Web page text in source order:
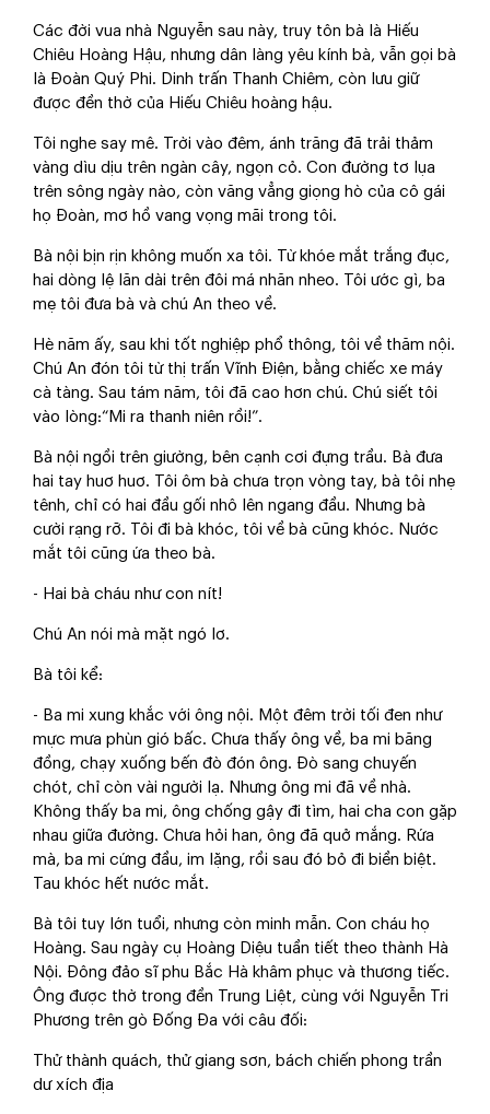
Các đời vua nhà Nguyễn sau này, truy tôn bà là Hiếu
Chiêu Hoàng Hậu, nhưng dân làng yêu kính bà, vẫn gọi bà
là Đoàn Quý Phi. Dinh trấn Thanh Chiêm, còn lưu giữ
được đền thờ của Hiếu Chiêu hoàng hậu.
Tôi nghe say mê. Trời vào đêm, ánh trăng đã trải thảm
vàng dìu dịu trên ngàn cây, ngọn cỏ. Con đường tơ lụa
trên sông ngày nào, còn văng vẳng giọng hò của cô gái
họ Đoàn, mơ hồ vang vọng mãi trong tôi.
Bà nội bịn rịn không muốn xa tôi. Từ khóe mắt trắng đục,
hai dòng lệ lăn dài trên đôi má nhăn nheo. Tôi ước gì, ba
mẹ tôi đưa bà và chú An theo về.
Hè năm ấy, sau khi tốt nghiệp phổ thông, tôi về thăm nội.
Chú An đón tôi từ thị trấn Vĩnh Điện, bằng chiếc xe máy
cà tàng. Sau tám năm, tôi đã cao hơn chú. Chú siết tôi
vào lòng:“Mi ra thanh niên rồi!”.
Bà nội ngồi trên giường, bên cạnh cơi đựng trầu. Bà đưa
hai tay huơ huơ. Tôi ôm bà chưa trọn vòng tay, bà tôi nhẹ
tênh, chỉ có hai đầu gối nhô lên ngang đầu. Nhưng bà
cười rạng rỡ. Tôi đi bà khóc, tôi về bà cũng khóc. Nước
mắt tôi cũng ứa theo bà.
- Hai bà cháu như con nít!
Chú An nói mà mặt ngó lơ.
Bà tôi kể:
- Ba mi xung khắc với ông nội. Một đêm trời tối đen như
mực mưa phùn gió bấc. Chưa thấy ông về, ba mi băng
đồng, chạy xuống bến đò đón ông. Đò sang chuyến
chót, chỉ còn vài người lạ. Nhưng ông mi đã về nhà.
Không thấy ba mi, ông chống gậy đi tìm, hai cha con gặp
nhau giữa đường. Chưa hỏi han, ông đã quở mắng. Rứa
mà, ba mi cứng đầu, im lặng, rồi sau đó bỏ đi biền biệt.
Tau khóc hết nước mắt.
Bà tôi tuy lớn tuổi, nhưng còn minh mẫn. Con cháu họ
Hoàng. Sau ngày cụ Hoàng Diệu tuần tiết theo thành Hà
Nội. Đông đảo sĩ phu Bắc Hà khâm phục và thương tiếc.
Ông được thờ trong đền Trung Liệt, cùng với Nguyễn Tri
Phương trên gò Đống Đa với câu đối:
Thử thành quách, thử giang sơn, bách chiến phong trần
dư xích địa